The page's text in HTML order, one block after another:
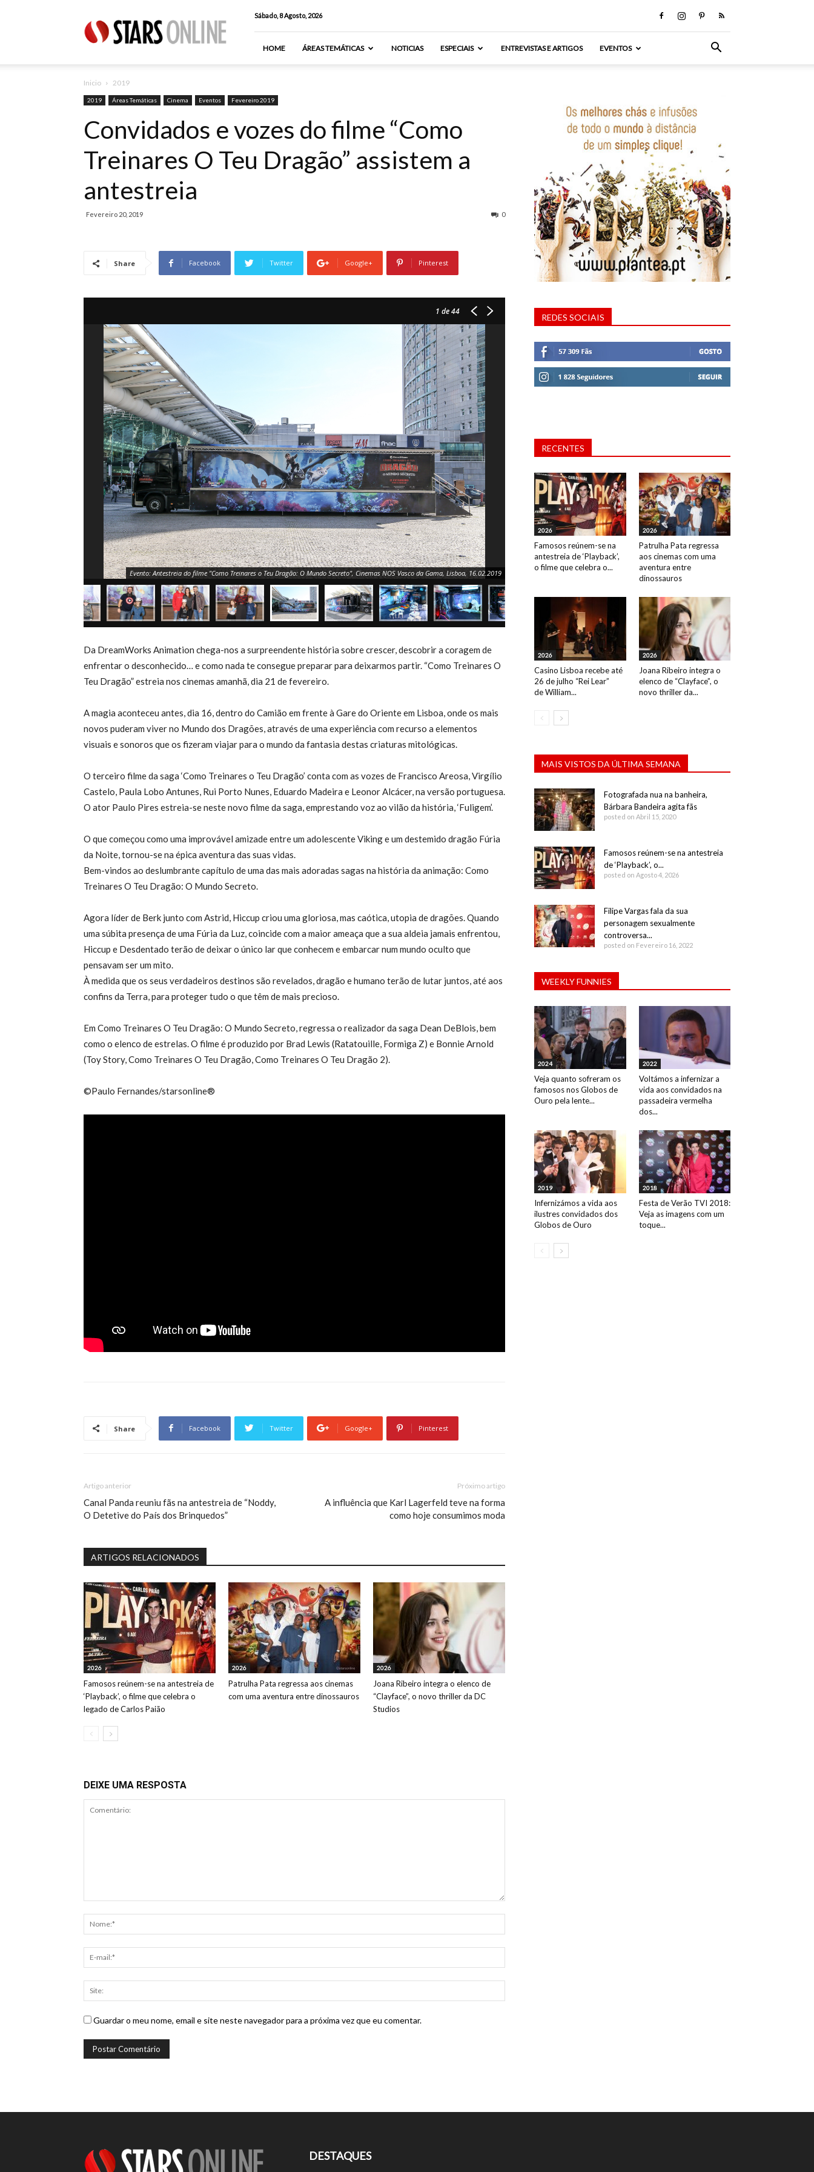
Online
Sábado, 8 Agosto, 2026
HOME ÁREAS TEMÁTICAS NOTICIAS ESPECIAIS ENTREVISTAS E ARTIGOS EVENTOS
Inicio 2019
2019 Áreas Temáticas Cinema Eventos Fevereiro 2019
Convidados e vozes do filme “Como
Treinares O Teu Dragão” assistem a
antestreia
Fevereiro 20, 2019 0
Share Facebook Twitter Google+ Pinterest
1 de 44
Evento: Antestreia do filme "Como Treinares o Teu Dragão: O Mundo Secreto", Cinemas NOS Vasco da Gama, Lisboa, 16.02.2019 Evento: Antestreia do filme "Como Treinares o Teu Dragão: O Mundo Secreto", Cinemas
Da DreamWorks Animation chega-nos a surpreendente história sobre crescer, descobrir a coragem de
enfrentar o desconhecido… e como nada te consegue preparar para deixarmos partir. “Como Treinares O
Teu Dragão” estreia nos cinemas amanhã, dia 21 de fevereiro.
A magia aconteceu antes, dia 16, dentro do Camião em frente à Gare do Oriente em Lisboa, onde os mais
novos puderam viver no Mundo dos Dragões, através de uma experiência com recurso a elementos
visuais e sonoros que os fizeram viajar para o mundo da fantasia destas criaturas mitológicas.
O terceiro filme da saga ‘Como Treinares o Teu Dragão’ conta com as vozes de Francisco Areosa, Virgílio
Castelo, Paula Lobo Antunes, Rui Porto Nunes, Eduardo Madeira e Leonor Alcácer, na versão portuguesa.
O ator Paulo Pires estreia-se neste novo filme da saga, emprestando voz ao vilão da história, ‘Fuligem’.
O que começou como uma improvável amizade entre um adolescente Viking e um destemido dragão Fúria
da Noite, tornou-se na épica aventura das suas vidas.
Bem-vindos ao deslumbrante capítulo de uma das mais adoradas sagas na história da animação: Como
Treinares O Teu Dragão: O Mundo Secreto.
Agora líder de Berk junto com Astrid, Hiccup criou uma gloriosa, mas caótica, utopia de dragões. Quando
uma súbita presença de uma Fúria da Luz, coincide com a maior ameaça que a sua aldeia jamais enfrentou,
Hiccup e Desdentado terão de deixar o único lar que conhecem e embarcar num mundo oculto que
pensavam ser um mito.
À medida que os seus verdadeiros destinos são revelados, dragão e humano terão de lutar juntos, até aos
confins da Terra, para proteger tudo o que têm de mais precioso.
Em Como Treinares O Teu Dragão: O Mundo Secreto, regressa o realizador da saga Dean DeBlois, bem
como o elenco de estrelas. O filme é produzido por Brad Lewis (Ratatouille, Formiga Z) e Bonnie Arnold
(Toy Story, Como Treinares O Teu Dragão, Como Treinares O Teu Dragão 2).
©Paulo Fernandes/starsonline®
Share Facebook Twitter Google+ Pinterest
Artigo anterior
Canal Panda reuniu fãs na antestreia de “Noddy,
O Detetive do País dos Brinquedos”
Próximo artigo
A influência que Karl Lagerfeld teve na forma
como hoje consumimos moda
ARTIGOS RELACIONADOS
2026
Famosos reúnem-se na antestreia de
‘Playback’, o filme que celebra o
legado de Carlos Paião
2026
Patrulha Pata regressa aos cinemas
com uma aventura entre dinossauros
2026
Joana Ribeiro integra o elenco de
“Clayface”, o novo thriller da DC
Studios
DEIXE UMA RESPOSTA
Guardar o meu nome, email e site neste navegador para a próxima vez que eu comentar.
REDES SOCIAIS
RECENTES
2026
Famosos reúnem-se na
antestreia de ‘Playback’,
o filme que celebra o...
2026
Patrulha Pata regressa
aos cinemas com uma
aventura entre
dinossauros
2026
Casino Lisboa recebe até
26 de julho “Rei Lear”
de William...
2026
Joana Ribeiro integra o
elenco de “Clayface”, o
novo thriller da...
MAIS VISTOS DA ÚLTIMA SEMANA
Fotografada nua na banheira,
Bárbara Bandeira agita fãs
posted on Abril 15, 2020
Famosos reúnem-se na antestreia
de ‘Playback’, o...
posted on Agosto 4, 2026
Filipe Vargas fala da sua
personagem sexualmente
controversa...
posted on Fevereiro 16, 2022
WEEKLY FUNNIES
2024
Veja quanto sofreram os
famosos nos Globos de
Ouro pela lente...
2022
Voltámos a infernizar a
vida aos convidados na
passadeira vermelha
dos...
2019
Infernizámos a vida aos
ilustres convidados dos
Globos de Ouro
2018
Festa de Verão TVI 2018:
Veja as imagens com um
toque...
DESTAQUES